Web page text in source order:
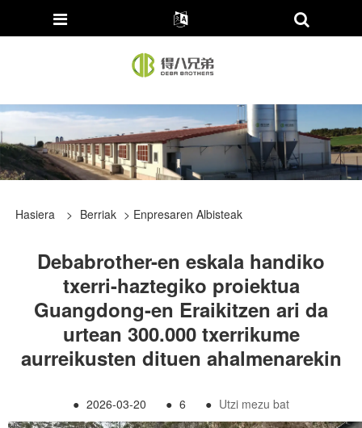
Hasiera > Berriak > Enpresaren Albisteak
Debabrother-en eskala handiko
txerri-haztegiko proiektua
Guangdong-en Eraikitzen ari da
urtean 300.000 txerrikume
aurreikusten dituen ahalmenarekin
● 2026-03-20 ● 6 ● Utzi mezu bat